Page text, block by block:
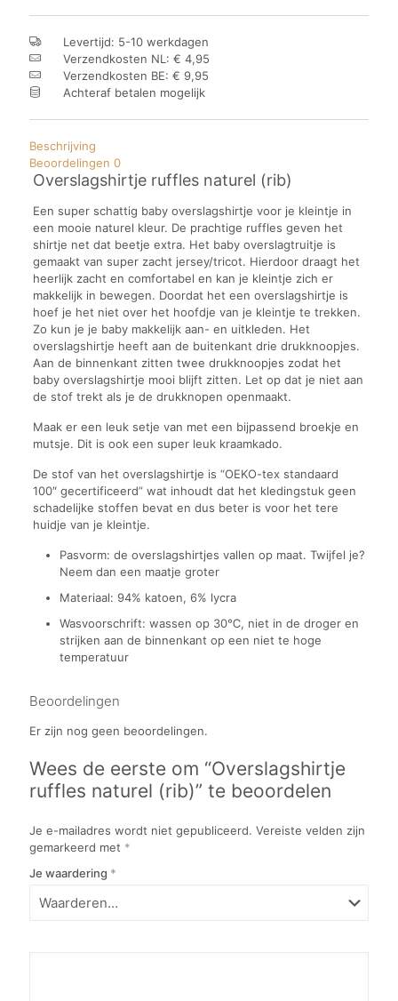
Levertijd: 5-10 werkdagen
Verzendkosten NL: € 4,95
Verzendkosten BE: € 9,95
Achteraf betalen mogelijk
Beschrijving
Beoordelingen 0
Overslagshirtje ruffles naturel (rib)
Een super schattig baby overslagshirtje voor je kleintje in
een mooie naturel kleur. De prachtige ruffles geven het
shirtje net dat beetje extra. Het baby overslagtruitje is
gemaakt van super zacht jersey/tricot. Hierdoor draagt het
heerlijk zacht en comfortabel en kan je kleintje zich er
makkelijk in bewegen. Doordat het een overslagshirtje is
hoef je het niet over het hoofdje van je kleintje te trekken.
Zo kun je je baby makkelijk aan- en uitkleden. Het
overslagshirtje heeft aan de buitenkant drie drukknoopjes.
Aan de binnenkant zitten twee drukknoopjes zodat het
baby overslagshirtje mooi blijft zitten. Let op dat je niet aan
de stof trekt als je de drukknopen openmaakt.
Maak er een leuk setje van met een bijpassend broekje en
mutsje. Dit is ook een super leuk kraamkado.
De stof van het overslagshirtje is “OEKO-tex standaard
100″ gecertificeerd” wat inhoudt dat het kledingstuk geen
schadelijke stoffen bevat en dus beter is voor het tere
huidje van je kleintje.
Pasvorm: de overslagshirtjes vallen op maat. Twijfel je?
Neem dan een maatje groter
Materiaal: 94% katoen, 6% lycra
Wasvoorschrift: wassen op 30℃, niet in de droger en
strijken aan de binnenkant op een niet te hoge
temperatuur
Beoordelingen
Er zijn nog geen beoordelingen.
Wees de eerste om “Overslagshirtje
ruffles naturel (rib)” te beoordelen
Je e-mailadres wordt niet gepubliceerd. Vereiste velden zijn
gemarkeerd met *
Je waardering *